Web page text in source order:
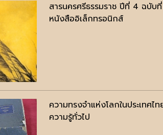
สารนครศรีธรรมราช ปีที่ 4 ฉบับ
หนังสืออิเล็กทรอนิกส์
ความทรงจำแห่งโลกในประเทศ
ความรู้ทั่วไป